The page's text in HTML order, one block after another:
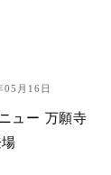
05月16日
ュー 万願寺